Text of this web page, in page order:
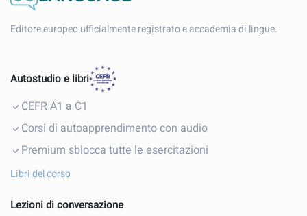
Editore europeo ufficialmente registrato e accademia di lingue.
Autostudio e libri
CEFR A1 a C1
Corsi di autoapprendimento con audio
Premium sblocca tutte le esercitazioni
Libri del corso
Lezioni di conversazione